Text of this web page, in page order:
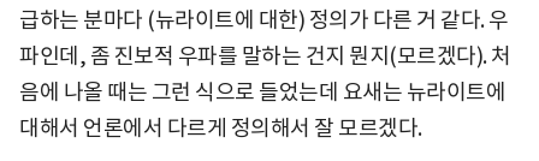
급하는 분마다 (뉴라이트에 대한) 정의가 다른 거 같다. 우
파인데, 좀 진보적 우파를 말하는 건지 뭔지(모르겠다). 처
음에 나올 때는 그런 식으로 들었는데 요새는 뉴라이트에
대해서 언론에서 다르게 정의해서 잘 모르겠다.